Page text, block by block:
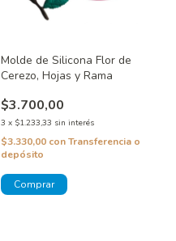
Molde de Silicona Flor de
Cerezo, Hojas y Rama
$3.700,00
3 x $1.233,33 sin interés
$3.330,00 conTransferencia o
depósito